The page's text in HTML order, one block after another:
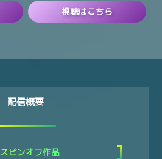
視聴はこちら
配信概要
スピンオフ作品